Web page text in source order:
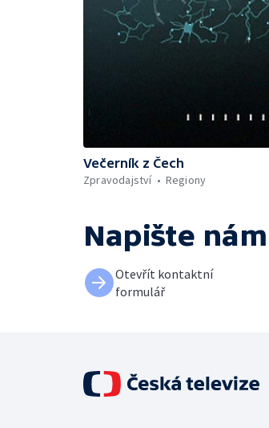
Večerník z Čech
Zpravodajství
Regiony
Napište nám
Otevřít kontaktní
formulář